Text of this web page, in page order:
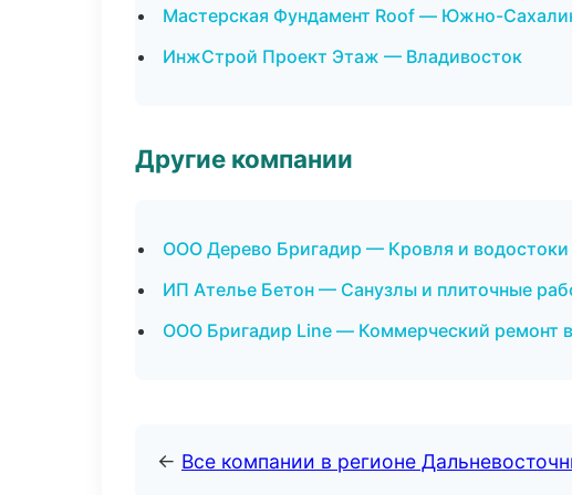
Мастерская Фундамент Roof — Южно-
ИнжСтрой Проект Этаж — Владивосток
Другие компании
ООО Дерево Бригадир — Кровля и водостоки
ИП Ателье Бетон — Санузлы и плиточные
ООО Бригадир Line — Коммерческий ремонт
← Все компании в регионе